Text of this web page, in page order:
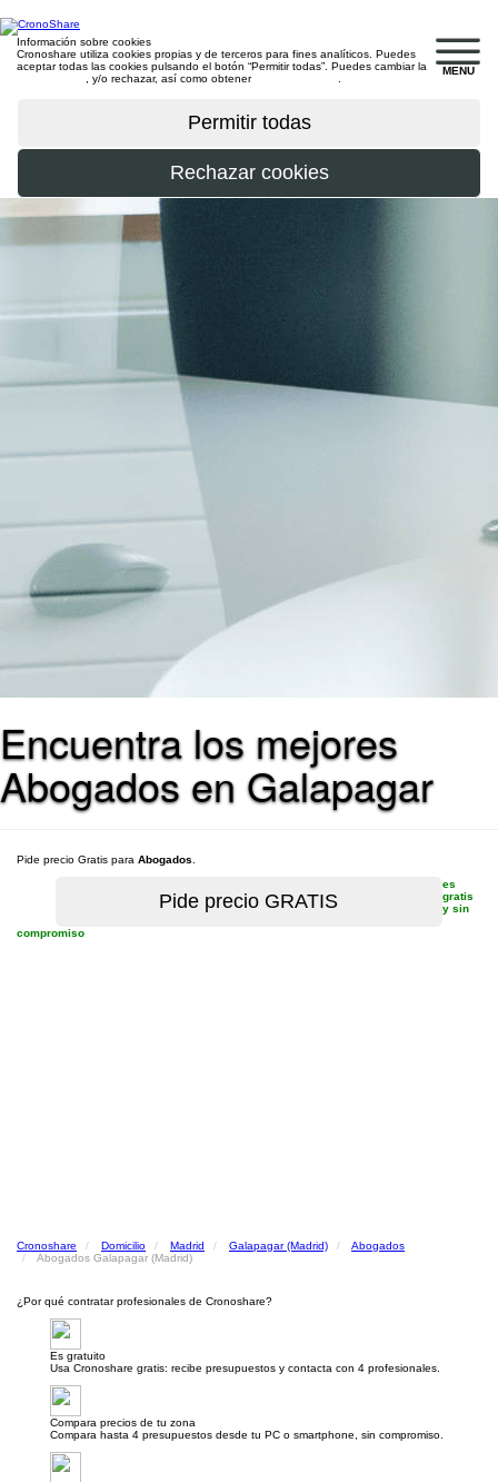
MENU
Información sobre cookies
Cronoshare utiliza cookies propias y de terceros para fines analíticos. Puedes
aceptar todas las cookies pulsando el botón “Permitir todas”. Puedes cambiar la
, y/o rechazar, así como obtener
Encuentra los mejores
Abogados en Galapagar
Pide precio Gratis para Abogados
es
gratis
y sin
compromiso
Cronoshare Domicilio Madrid Galapagar (Madrid)
Abogados
Abogados Galapagar (Madrid)
¿Por qué contratar profesionales de Cronoshare?
Es gratuito
Usa Cronoshare gratis: recibe presupuestos y contacta con 4 profesionales.
Compara precios de tu zona
Compara hasta 4 presupuestos desde tu PC o smartphone, sin compromiso.